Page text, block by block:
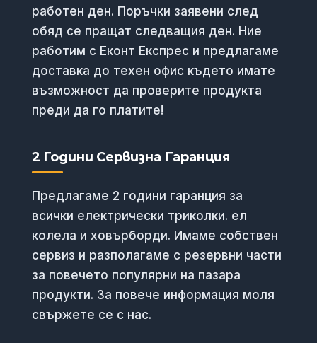
работен ден. Поръчки заявени след
обяд се пращат следващия ден. Ние
работим с Еконт Експрес и предлагаме
доставка до техен офис където имате
възможност да проверите продукта
преди да го платите!
2 Години Сервизна Гаранция
Предлагаме 2 години гаранция за
всички електрически триколки. ел
колела и ховърборди. Имаме собствен
сервиз и разполагаме с резервни части
за повечето популярни на пазара
продукти. За повече информация моля
свържете се с нас.